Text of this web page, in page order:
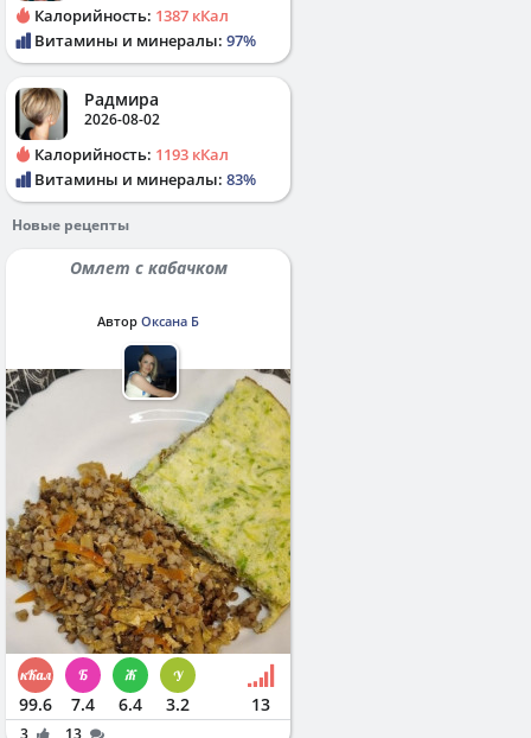
Калорийность: 1387 кКал
Витамины и минералы: 97%
Радмира
2026-08-02
Калорийность: 1193 кКал
Витамины и минералы: 83%
Новые рецепты
Омлет с кабачком
Автор Оксана Б
99.6 7.4 6.4 3.2 13
3 13